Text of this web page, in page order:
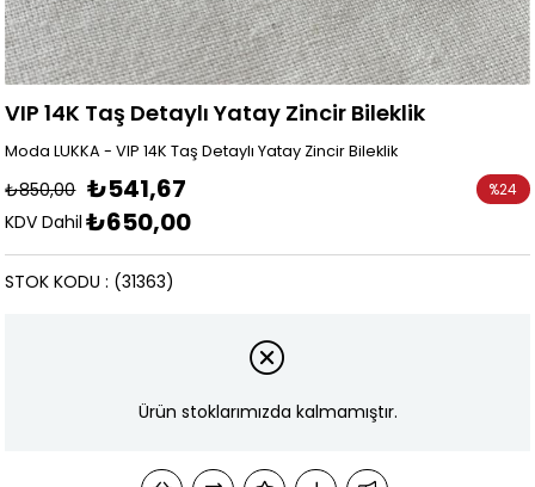
VIP 14K Taş Detaylı Yatay Zincir Bileklik
Moda LUKKA - VIP 14K Taş Detaylı Yatay Zincir Bileklik
₺850,00 ₺541,67
KDV Dahil ₺650,00
%24
(31363)
STOK KODU
Ürün stoklarımızda kalmamıştır.